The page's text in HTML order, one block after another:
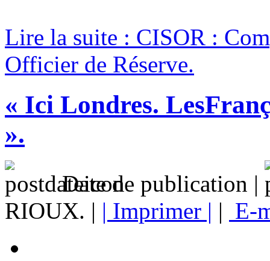
Lire la suite : CISOR :
Officier de Réserve.
« Ici Londres.
».
Date de publication |
RIOUX. | | Imprimer | | E-